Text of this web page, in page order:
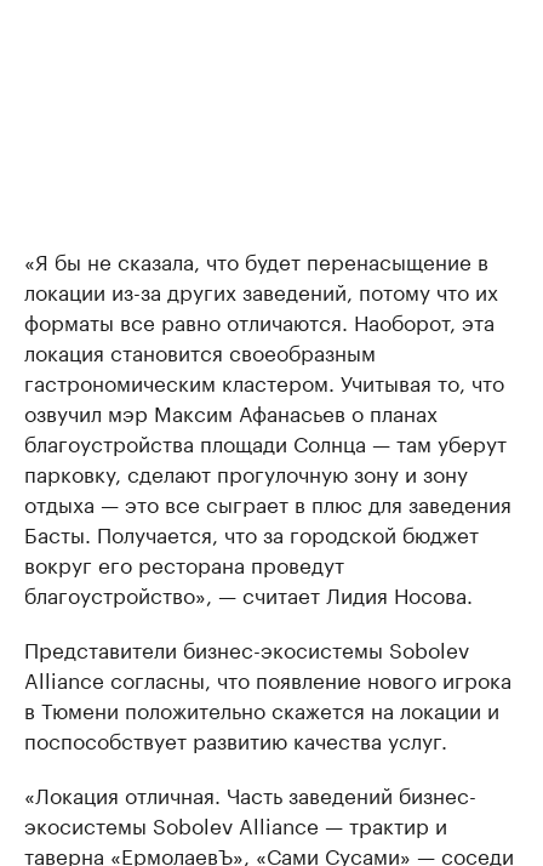
«Я бы не сказала, что будет перенасыщение в
локации из-за других заведений, потому что их
форматы все равно отличаются. Наоборот, эта
локация становится своеобразным
гастрономическим кластером. Учитывая то, что
озвучил мэр Максим Афанасьев о планах
благоустройства площади Солнца — там уберут
парковку, сделают прогулочную зону и зону
отдыха — это все сыграет в плюс для заведения
Басты. Получается, что за городской бюджет
вокруг его ресторана проведут
благоустройство», — считает Лидия Носова.
Представители бизнес-экосистемы Sobolev
Alliance согласны, что появление нового игрока
в Тюмени положительно скажется на локации и
поспособствует развитию качества услуг.
«Локация отличная. Часть заведений бизнес-
экосистемы Sobolev Alliance — трактир и
таверна «ЕрмолаевЪ», «Сами Сусами» — соседи